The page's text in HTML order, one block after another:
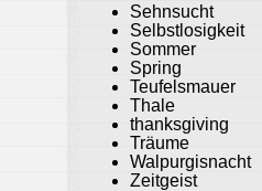
Sehnsucht
Selbstlosigkeit
Sommer
Spring
Teufelsmauer
Thale
thanksgiving
Träume
Walpurgisnacht
Zeitgeist